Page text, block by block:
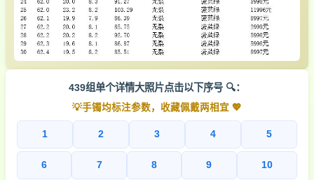
439组单个详情大照片点击以下序号 🔍：
💡手镯均标注参数，收藏佩戴两相宜 💖
1 2 3 4 5
6 7 8 9 10